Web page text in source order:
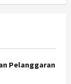
Pelanggaran
Jadi
Tim Provinsi